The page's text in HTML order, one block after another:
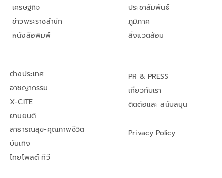
เศรษฐกิจ
ข่าวพระราชสำนัก
หนังสือพิมพ์
ประชาสัมพันธ์
ภูมิภาค
สิ่งแวดล้อม
ต่างประเทศ
อาชญากรรม
X-CITE
ยานยนต์
สาธารณสุข-คุณภาพชีวิต
บันเทิง
ไทยโพสต์ ทีวี
PR & PRESS
เกี่ยวกับเรา
ติดต่อและ สนับสนุน
Privacy Policy